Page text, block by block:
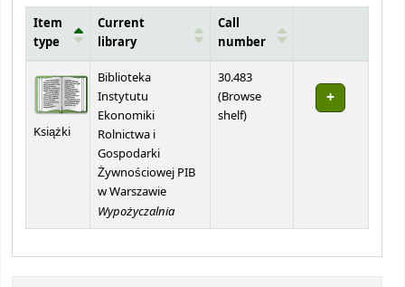
Item
type
Current
library
Call
number
Książki
Biblioteka
Instytutu
Ekonomiki
Rolnictwa i
Gospodarki
Żywnościowej PIB
w Warszawie
Wypożyczalnia
30.483
(Browse
shelf(Opens below)
)